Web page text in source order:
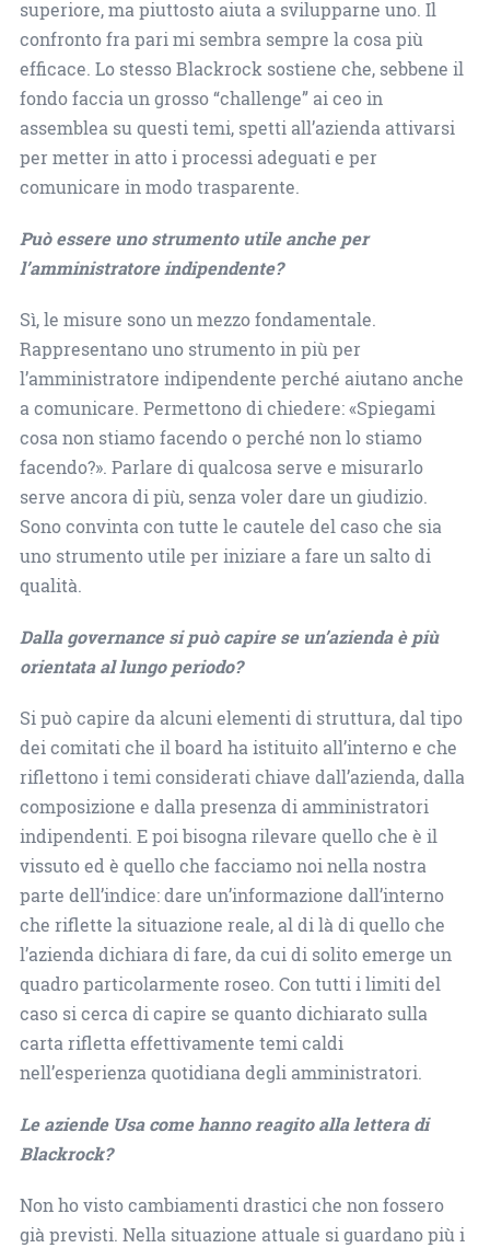
superiore, ma piuttosto aiuta a svilupparne uno. Il
confronto fra pari mi sembra sempre la cosa più
efficace. Lo stesso Blackrock sostiene che, sebbene il
fondo faccia un grosso “challenge” ai ceo in
assemblea su questi temi, spetti all’azienda attivarsi
per metter in atto i processi adeguati e per
comunicare in modo trasparente.
Può essere uno strumento utile anche per
l’amministratore indipendente?
Sì, le misure sono un mezzo fondamentale.
Rappresentano uno strumento in più per
l’amministratore indipendente perché aiutano anche
a comunicare. Permettono di chiedere: «Spiegami
cosa non stiamo facendo o perché non lo stiamo
facendo?». Parlare di qualcosa serve e misurarlo
serve ancora di più, senza voler dare un giudizio.
Sono convinta con tutte le cautele del caso che sia
uno strumento utile per iniziare a fare un salto di
qualità.
Dalla governance si può capire se un’azienda è più
orientata al lungo periodo?
Si può capire da alcuni elementi di struttura, dal tipo
dei comitati che il board ha istituito all’interno e che
riflettono i temi considerati chiave dall’azienda, dalla
composizione e dalla presenza di amministratori
indipendenti. E poi bisogna rilevare quello che è il
vissuto ed è quello che facciamo noi nella nostra
parte dell’indice: dare un’informazione dall’interno
che riflette la situazione reale, al di là di quello che
l’azienda dichiara di fare, da cui di solito emerge un
quadro particolarmente roseo. Con tutti i limiti del
caso si cerca di capire se quanto dichiarato sulla
carta rifletta effettivamente temi caldi
nell’esperienza quotidiana degli amministratori.
Le aziende Usa come hanno reagito alla lettera di
Blackrock?
Non ho visto cambiamenti drastici che non fossero
già previsti. Nella situazione attuale si guardano più i